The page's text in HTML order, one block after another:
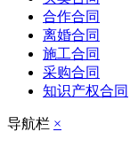
合作合同
离婚合同
施工合同
采购合同
知识产权合同
导航栏 ×